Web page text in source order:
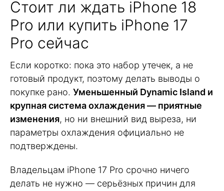
Стоит ли ждать iPhone 18
Pro или купить iPhone 17
Pro сейчас
Если коротко: пока это набор утечек, а не
готовый продукт, поэтому делать выводы о
покупке рано. Уменьшенный Dynamic Island и
крупная система охлаждения — приятные
изменения, но ни внешний вид выреза, ни
параметры охлаждения официально не
подтверждены.
Владельцам iPhone 17 Pro срочно ничего
делать не нужно — серьёзных причин для